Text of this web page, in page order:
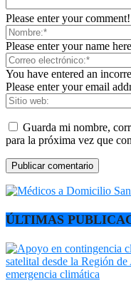
Please enter your comment!
Please enter your name here
You have entered an
Please enter your email
Guarda mi nombre,
para la próxima vez que
ÚLTIMAS